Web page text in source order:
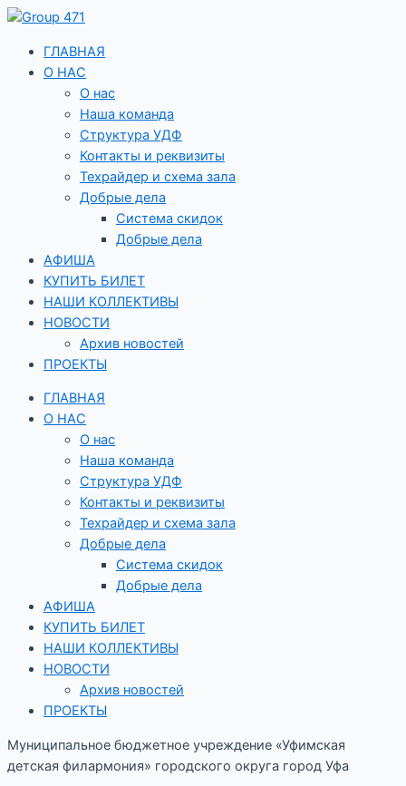
Перейти
содержимому
ГЛАВНАЯ
О НАС
О нас
Наша команда
Структура УДФ
Контакты и реквизиты
Техрайдер и схема зала
Добрые дела
Система скидок
Добрые дела
АФИША
КУПИТЬ БИЛЕТ
НАШИ КОЛЛЕКТИВЫ
НОВОСТИ
Архив новостей
ПРОЕКТЫ
ГЛАВНАЯ
О НАС
О нас
Наша команда
Структура УДФ
Контакты и реквизиты
Техрайдер и схема зала
Добрые дела
Система скидок
Добрые дела
АФИША
КУПИТЬ БИЛЕТ
НАШИ КОЛЛЕКТИВЫ
НОВОСТИ
Архив новостей
ПРОЕКТЫ
Муниципальное бюджетное учреждение «Уфимская
детская филармония» городского округа город Уфа